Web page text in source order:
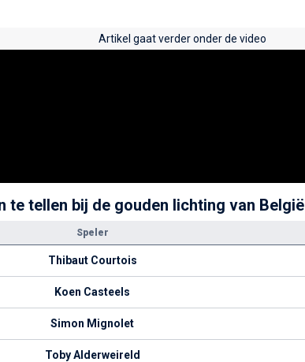
Artikel gaat verder onder de video
te tellen bij de gouden lichting van België
Speler
Thibaut Courtois
Koen Casteels
Simon Mignolet
Toby Alderweireld